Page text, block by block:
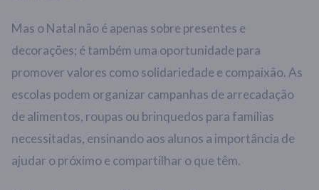
Mas o Natal não é apenas sobre presentes e
decorações; é também uma oportunidade para
promover valores como solidariedade e compaixão. As
escolas podem organizar campanhas de arrecadação
de alimentos, roupas ou brinquedos para famílias
necessitadas, ensinando aos alunos a importância de
ajudar o próximo e compartilhar o que têm.